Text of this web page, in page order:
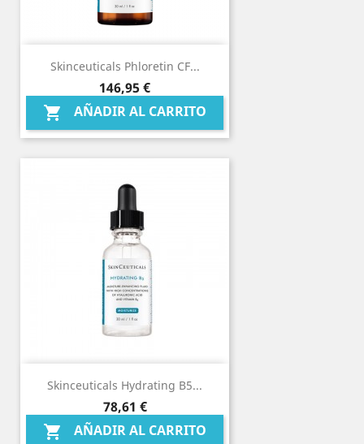
Skinceuticals Phloretin CF...
Precio
146,95 €
 AÑADIR AL CARRITO
Skinceuticals Hydrating B5...
Precio
78,61 €
 AÑADIR AL CARRITO